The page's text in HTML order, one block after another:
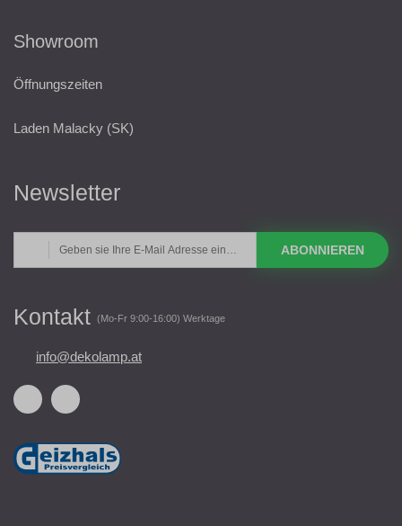
Showroom
Öffnungszeiten
Laden Malacky (SK)
Newsletter
ABONNIEREN
Kontakt (Mo-Fr 9:00-16:00) Werktage
info@dekolamp.at